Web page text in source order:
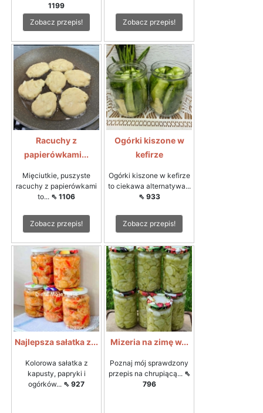
1199
Zobacz przepis!
Zobacz przepis!
Racuchy z
papierówkami...
Mięciutkie, puszyste
racuchy z papierówkami
to... ⇖ 1106
Zobacz przepis!
Ogórki kiszone w
kefirze
Ogórki kiszone w kefirze
to ciekawa alternatywa...
⇖ 933
Zobacz przepis!
Najlepsza sałatka z...
Kolorowa sałatka z
kapusty, papryki i
ogórków... ⇖ 927
Mizeria na zimę w...
Poznaj mój sprawdzony
przepis na chrupiącą... ⇖
796